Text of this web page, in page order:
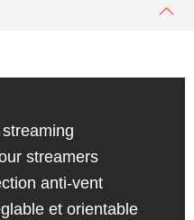
streamers
anti-vent
et orientable